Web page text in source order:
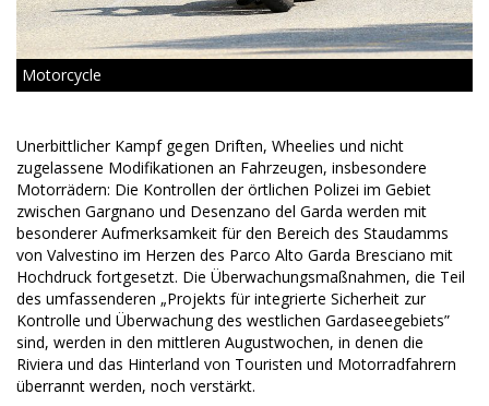
Motorcycle
Unerbittlicher Kampf gegen Driften, Wheelies und nicht
zugelassene Modifikationen an Fahrzeugen, insbesondere
Motorrädern: Die Kontrollen der örtlichen Polizei im Gebiet
zwischen Gargnano und Desenzano del Garda werden mit
besonderer Aufmerksamkeit für den Bereich des Staudamms
von Valvestino im Herzen des Parco Alto Garda Bresciano mit
Hochdruck fortgesetzt. Die Überwachungsmaßnahmen, die Teil
des umfassenderen „Projekts für integrierte Sicherheit zur
Kontrolle und Überwachung des westlichen Gardaseegebiets”
sind, werden in den mittleren Augustwochen, in denen die
Riviera und das Hinterland von Touristen und Motorradfahrern
überrannt werden, noch verstärkt.